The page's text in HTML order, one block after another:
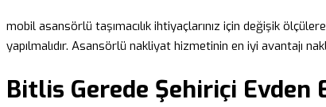
mobil asansörlü taşımacılık ihtiyaçlarınız için değişik
yapılmalıdır. Asansörlü nakliyat hizmetinin en iyi avantajı
Bitlis Gerede Şehiriçi Evden